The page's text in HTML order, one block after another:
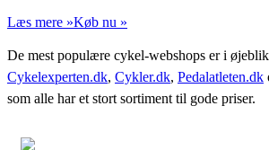
Læs mere »Køb nu »
De mest populære cykel-webshops er i
Cykelexperten.dk, Cykler.dk, Pedalatleten.dk
som alle har et stort sortiment til gode priser.